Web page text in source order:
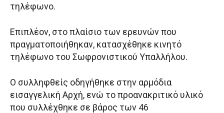
τηλέφωνο.
Επιπλέον, στο πλαίσιο των ερευνών που
πραγματοποιήθηκαν, κατασχέθηκε κινητό
τηλέφωνο του Σωφρονιστικού Υπαλλήλου.
Ο συλληφθείς οδηγήθηκε στην αρμόδια
εισαγγελική Αρχή, ενώ το προανακριτικό υλικό
που συλλέχθηκε σε βάρος των 46